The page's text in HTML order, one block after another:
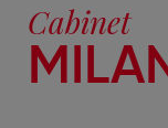
Cabinet